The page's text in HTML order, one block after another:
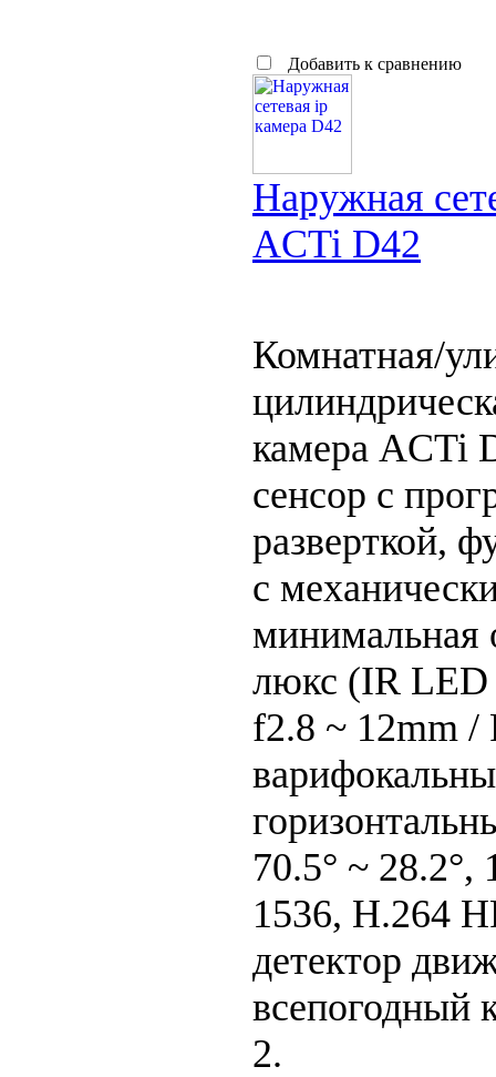
Добавить к сравнению
Наружная
ACTi D42
Комнатная/
камера ACTi
сенсор с
разверткой,
с
минимальная
люкс (IR LED
f2.8 ~ 12mm /
70.5° ~ 28.2°,
1536, H.264
детектор
всепогодный
2.